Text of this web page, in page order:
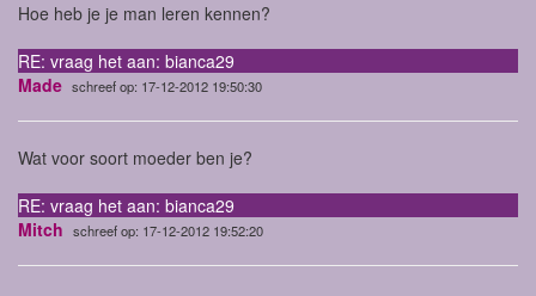
Hoe heb je je man leren kennen?
RE: vraag het aan: bianca29
Made schreef op: 17-12-2012 19:50:30
Wat voor soort moeder ben je?
RE: vraag het aan: bianca29
Mitch schreef op: 17-12-2012 19:52:20